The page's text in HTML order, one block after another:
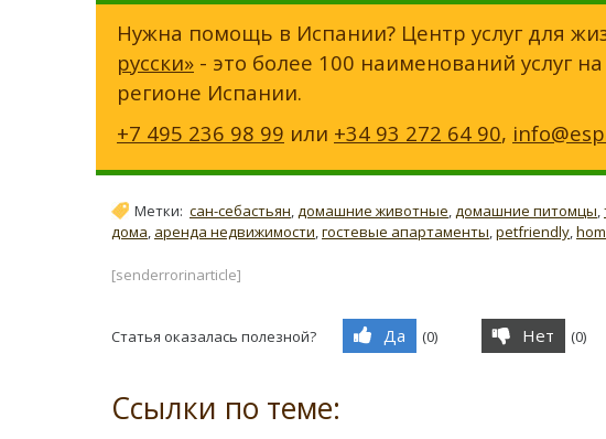
Нужна помощь в Испании? Центр услуг для
русски» - это более 100 наименований услуг
регионе Испании.
+7 495 236 98 99 или +34 93 272 64 90,
Метки: сан-себастьян домашние животные домашние питомцы
дома, аренда недвижимости,гостевые апартаменты,petfriendly,
[senderrorinarticle]
Статья оказалась полезной? Да (0) Нет (0)
Ссылки по теме: